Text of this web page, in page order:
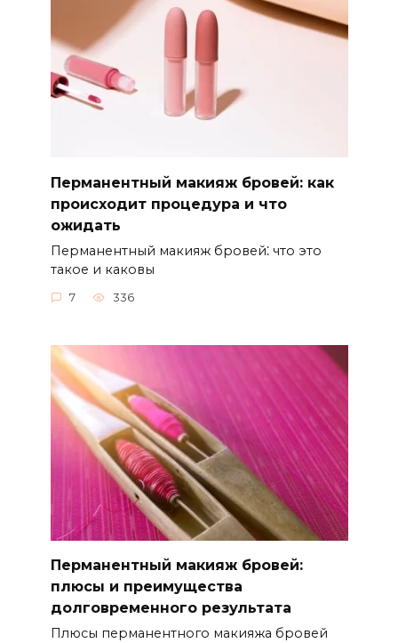
Перманентный макияж бровей: как
происходит процедура и что
ожидать
Перманентный макияж бровей⁚ что это
такое и каковы
7 336
Перманентный макияж бровей:
плюсы и преимущества
долговременного результата
Плюсы перманентного макияжа бровей